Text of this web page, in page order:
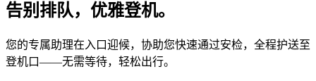
告别排队，优雅登机。
您的专属助理在入口迎候，协助您快速通过安检，全程护送至
登机口——无需等待，轻松出行。